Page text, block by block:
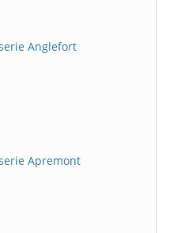
Anglefort
Apremont